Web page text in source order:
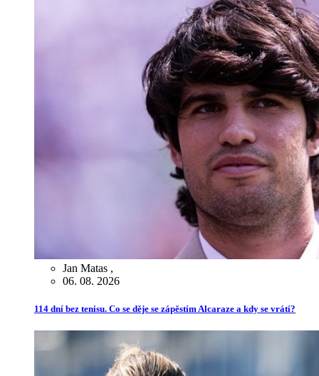
Jan Matas ,
06. 08. 2026
114 dní bez tenisu. Co se děje se zápěstím Alcaraze a kdy se vrátí?